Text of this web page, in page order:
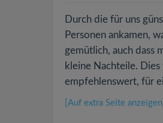
Durch die für uns
Personen ankamen,
gemütlich, auch dass
kleine Nachteile.
empfehlenswert, für
[Auf extra Seite anzeigen]